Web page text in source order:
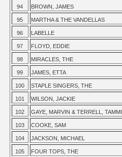
94 BROWN, JAMES
95 MARTHA & THE VANDELLAS
96 LABELLE
97 FLOYD, EDDIE
98 MIRACLES, THE
99 JAMES, ETTA
100 STAPLE SINGERS, THE
101 WILSON, JACKIE
102 GAYE, MARVIN & TERRELL, TAMMI
103 COOKE, SAM
104 JACKSON, MICHAEL
105 FOUR TOPS, THE